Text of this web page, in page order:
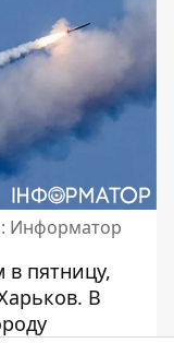
Информатор
пятницу,
. В